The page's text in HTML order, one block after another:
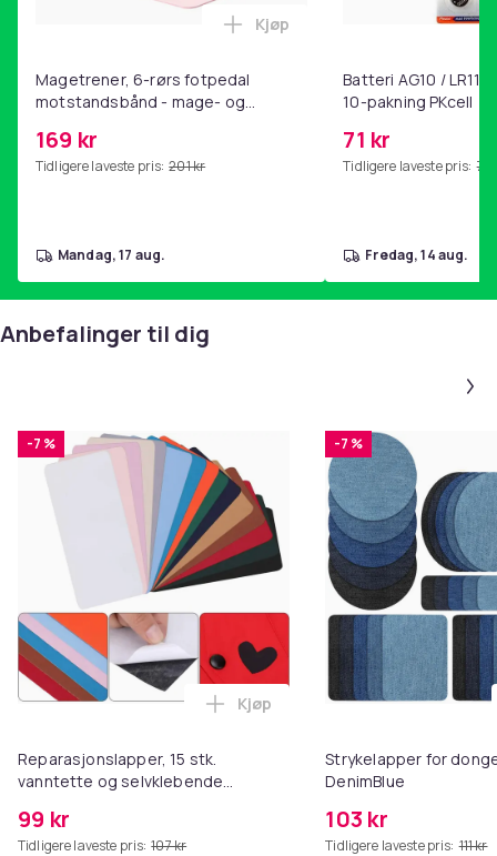
Magetrener, 6-rørs fotpedal
motstandsbånd - mage- og
hjemmegymnastikk Pink
169 kr
Tidligere laveste pris: 201 kr
Legg Magetrener, 6-rørs
Kjøp
mandag, 17 aug.
Batteri AG10 /
10-pakning PKcell
71 kr
Tidligere laveste pris: 76
fredag, 14 aug.
Anbefalinger til dig
-7 %
Reparasjonslapper, 15 stk.
vanntette og selvklebende
99 kr
Tidligere laveste pris: 107 kr
Kjøp
-7 %
Strykelapper for
DenimBlue
103 kr
Tidligere laveste pris: 111 kr